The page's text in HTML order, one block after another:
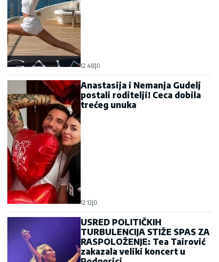
12:48|0
Anastasija i Nemanja Gudelj
postali roditelji! Ceca dobila
trećeg unuka
12:12|0
USRED POLITIČKIH
TURBULENCIJA STIŽE SPAS ZA
RASPOLOŽENJE: Tea Tairović
zakazala veliki koncert u